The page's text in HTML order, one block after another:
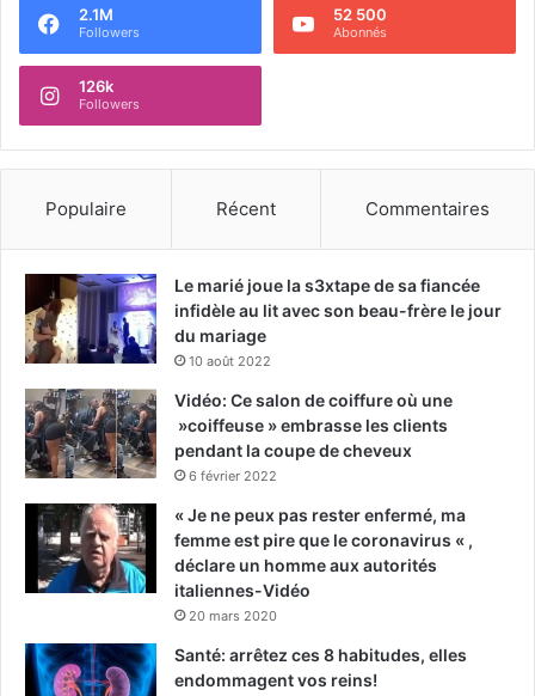
2.1M
Followers
52 500
Abonnés
126k
Followers
Populaire Récent Commentaires
Le marié joue la s3xtape de sa fiancée
infidèle au lit avec son beau-frère le jour
du mariage
10 août 2022
Vidéo: Ce salon de coiffure où une
»coiffeuse » embrasse les clients
pendant la coupe de cheveux
6 février 2022
« Je ne peux pas rester enfermé, ma
femme est pire que le coronavirus « ,
déclare un homme aux autorités
italiennes-Vidéo
20 mars 2020
Santé: arrêtez ces 8 habitudes, elles
endommagent vos reins!